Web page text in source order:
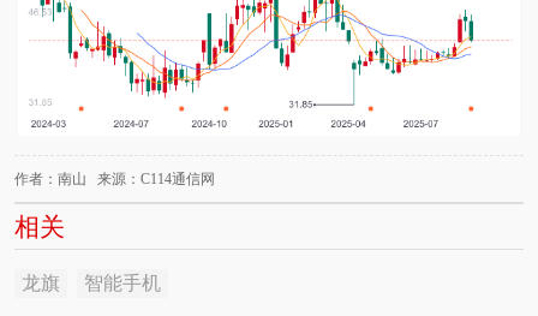
作者：南山 来源：C114通信网
相关
龙旗 智能手机